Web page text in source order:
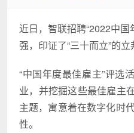
近日，智联招聘“2022中
强，印证了“三十而立”的
“中国年度最佳雇主”评选
业，并挖掘这些最佳雇主
主题，寓意着在数字化时
性。